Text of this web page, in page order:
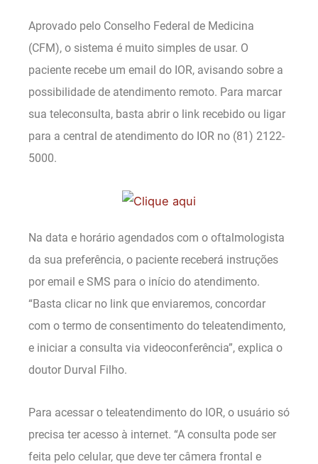
Aprovado pelo Conselho Federal de Medicina
(CFM), o sistema é muito simples de usar. O
paciente recebe um email do IOR, avisando sobre a
possibilidade de atendimento remoto. Para marcar
sua teleconsulta, basta abrir o link recebido ou ligar
para a central de atendimento do IOR no (81) 2122-
5000.
Na data e horário agendados com o oftalmologista
da sua preferência, o paciente receberá instruções
por email e SMS para o início do atendimento.
“Basta clicar no link que enviaremos, concordar
com o termo de consentimento do teleatendimento,
e iniciar a consulta via videoconferência”, explica o
doutor Durval Filho.
Para acessar o teleatendimento do IOR, o usuário só
precisa ter acesso à internet. “A consulta pode ser
feita pelo celular, que deve ter câmera frontal e